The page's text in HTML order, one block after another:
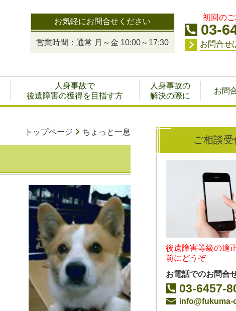
お気軽にお問合せください
営業時間：通常 月～金 10:00～17:30
初回の
03-
お問合せ
人身事故で
後遺障害の獲得を目指す方
人身事故の
解決の際に
お問
トップページ ちょっと一息
ご相談受
後遺障害等級の適
前にどうぞ
お電話でのお問合
03-6457-
info@fukuma-